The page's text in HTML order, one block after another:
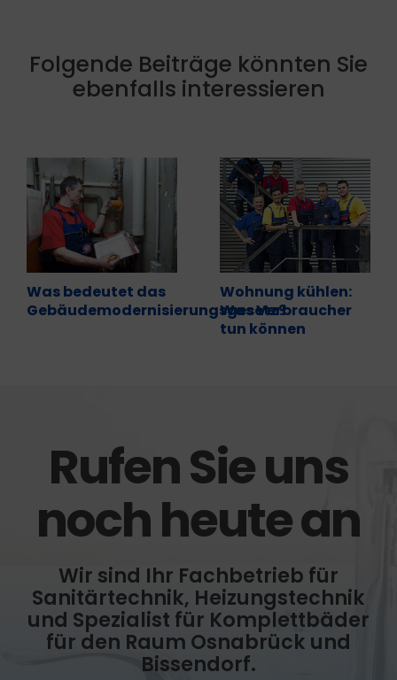
Folgende Beiträge könnten Sie
ebenfalls interessieren
Was bedeutet das
Gebäudemodernisierungsgesetz?
Wohnung kühlen:
Was Verbraucher
tun können
Rufen Sie uns
noch heute an
Wir sind Ihr Fachbetrieb für
Sanitärtechnik, Heizungstechnik
und Spezialist für Komplettbäder
für den Raum Osnabrück und
Bissendorf.